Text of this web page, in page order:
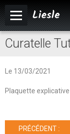
Liesle
Accueil
Tourisme
Curatelle
Le 13/03/2021
Plaquette explicative
PRÉCÉDENT :